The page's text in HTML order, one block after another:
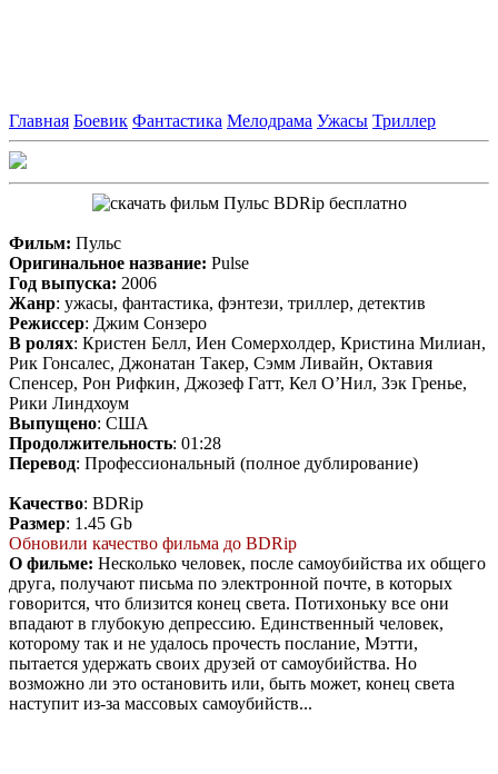
Главная Боевик Фантастика Мелодрама Ужасы Триллер
Фильм: Пульс
Оригинальное название: Pulse
Год выпуска: 2006
Жанр: ужасы, фантастика, фэнтези, триллер, детектив
Режиссер: Джим Сонзеро
В ролях: Кристен Белл, Иен Сомерхолдер, Кристина Милиан,
Рик Гонсалес, Джонатан Такер, Сэмм Ливайн, Октавия
Спенсер, Рон Рифкин, Джозеф Гатт, Кел О’Нил, Зэк Гренье,
Рики Линдхоум
Выпущено: США
Продолжительность: 01:28
Перевод: Профессиональный (полное дублирование)
Качество: BDRip
Размер: 1.45 Gb
Обновили качество фильма до BDRip
О фильме: Несколько человек, после самоубийства их общего
друга, получают письма по электронной почте, в которых
говорится, что близится конец света. Потихоньку все они
впадают в глубокую депрессию. Единственный человек,
которому так и не удалось прочесть послание, Мэтти,
пытается удержать своих друзей от самоубийства. Но
возможно ли это остановить или, быть может, конец света
наступит из-за массовых самоубийств...